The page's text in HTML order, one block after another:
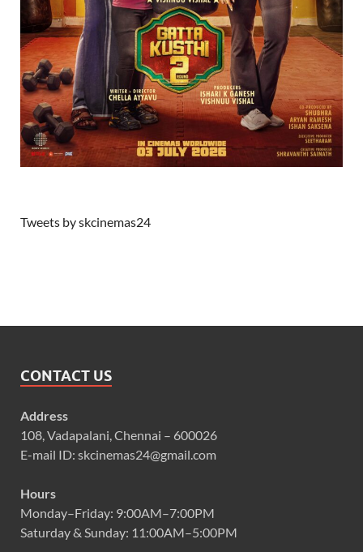
Tweets by skcinemas24
CONTACT US
Address
108, Vadapalani, Chennai – 600026
E-mail ID: skcinemas24@gmail.com
Hours
Monday–Friday: 9:00AM–7:00PM
Saturday & Sunday: 11:00AM–5:00PM